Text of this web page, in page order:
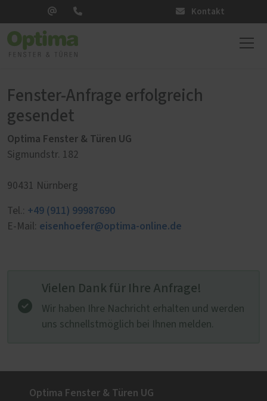
Kontakt
Fenster-Anfrage erfolgreich
gesendet
Optima Fenster & Türen UG
Sigmundstr. 182
90431 Nürnberg
Tel.: +49 (911) 99987690
E-Mail: eisenhoefer@optima-online.de
Vielen Dank für Ihre Anfrage!
Wir haben Ihre Nachricht erhalten und werden
uns schnellstmöglich bei Ihnen melden.
Optima Fenster & Türen UG